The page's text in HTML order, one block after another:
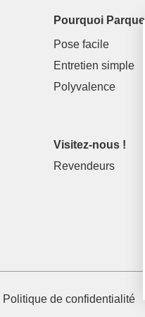
Pourquoi
Pose facile
Entretien simple
Polyvalence
Visitez-nous !
Revendeurs
Politique de confidentialité